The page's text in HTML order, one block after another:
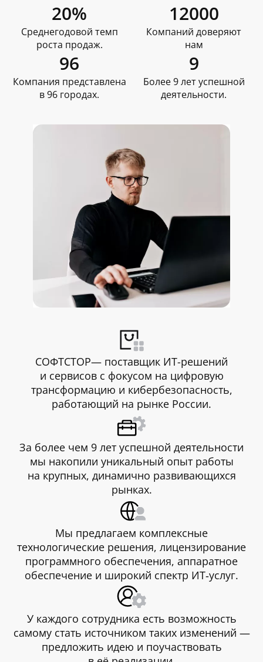
СОФТСТОР— поставщик ИТ-решений
и сервисов с фокусом на цифровую
трансформацию и кибербезопасность,
работающий на рынке России.
За более чем 9 лет успешной деятельности
мы накопили уникальный опыт работы
на крупных, динамично развивающихся
рынках.
Мы предлагаем комплексные
технологические решения, лицензирование
программного обеспечения, аппаратное
обеспечение и широкий спектр ИТ‑услуг.
У каждого сотрудника есть возможность
самому стать источником таких изменений —
предложить идею и поучаствовать
20%
Среднегодовой темп
роста продаж.
12000
Компаний доверяют
нам
96
Компания представлена
в 96 городах.
9
Более 9 лет успешной
деятельности.